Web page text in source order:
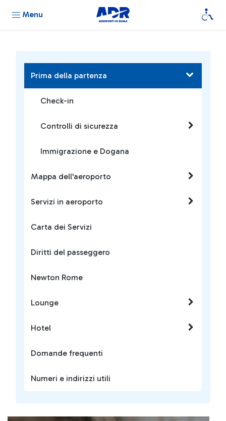
Menu
Prima della partenza
Check-in
Controlli di sicurezza
Immigrazione e Dogana
Mappa dell'aeroporto
Servizi in aeroporto
Carta dei Servizi
Diritti del passeggero
Newton Rome
Lounge
Hotel
Domande frequenti
Numeri e indirizzi utili